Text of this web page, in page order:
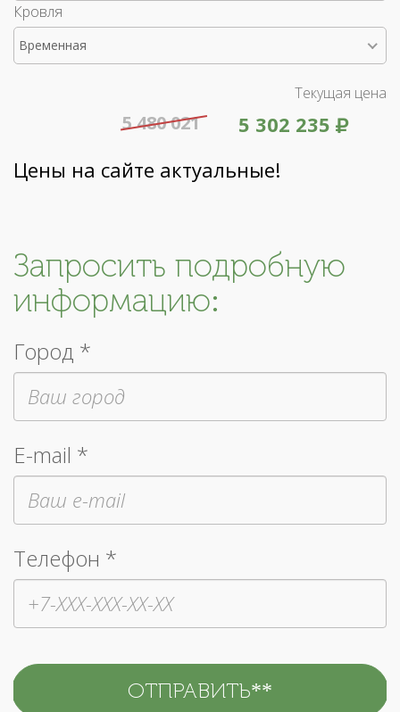
Кровля
Временная
Текущая цена
5 302 235
5 480 021
Цены на сайте актуальные!
Запросить подробную
информацию:
Город *
E-mail *
Телефон *